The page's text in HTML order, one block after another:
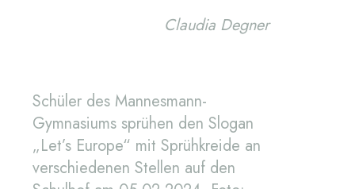
Claudia Degner
Schüler des Mannesmann-
Gymnasiums sprühen den Slogan
„Let’s Europe“ mit Sprühkreide an
verschiedenen Stellen auf den